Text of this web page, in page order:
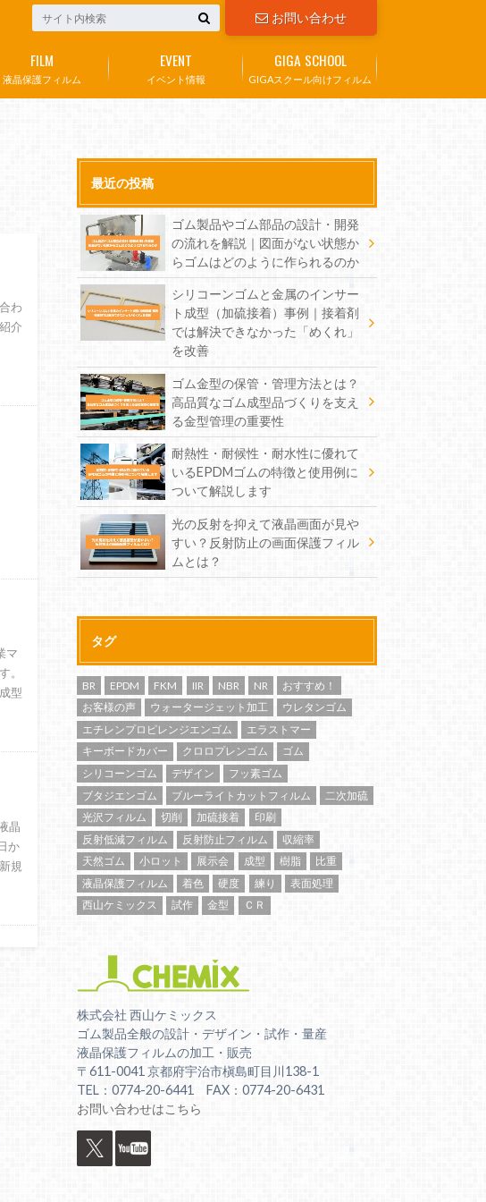
お問い合わせ
液晶保護フィルム
FILM
イベント情報
EVENT
GIGAスクール向けフィルム
GIGA SCHOOL
わ
介
マ
。
型
晶
か
規
最近の投稿
ゴム製品やゴム部品の設計・開発
の流れを解説｜図面がない状態か
らゴムはどのように作られるのか
シリコーンゴムと金属のインサー
ト成型（加硫接着）事例｜接着剤
では解決できなかった「めくれ」
を改善
ゴム金型の保管・管理方法とは？
高品質なゴム成型品づくりを支え
る金型管理の重要性
耐熱性・耐候性・耐水性に優れて
いるEPDMゴムの特徴と使用例に
ついて解説します
光の反射を抑えて液晶画面が見や
すい？反射防止の画面保護フィル
ムとは？
タグ
BR EPDM FKM IIR NBR NR
おすすめ！
お客様の声
ウォータージェット加工
ウレタンゴム
エチレンプロピレンジエンゴム
エラストマー
キーボードカバー
クロロプレンゴム
ゴム
シリコーンゴム
デザイン
フッ素ゴム
ブタジエンゴム
ブルーライトカットフィルム
二次加硫
光沢フィルム
切削 加硫接着
印刷
反射低減フィルム
反射防止フィルム
収縮率
天然ゴム
小ロット 展示会 成型 樹脂
比重
液晶保護フィルム
着色 硬度 練り
表面処理
西山ケミックス
試作 金型 ＣＲ
株式会社 西山ケミックス
ゴム製品全般の設計・デザイン・試作・量産
液晶保護フィルムの加工・販売
〒611-0041 京都府宇治市槇島町目川138-1
TEL：0774-20-6441 FAX：0774-20-6431
お問い合わせはこちら